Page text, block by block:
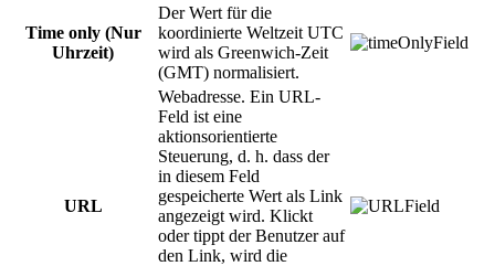
Time only (Nur
Uhrzeit)
Der Wert für die
koordinierte Weltzeit UTC
wird als Greenwich-Zeit
(GMT) normalisiert.
URL
Webadresse. Ein URL-
Feld ist eine
aktionsorientierte
Steuerung, d. h. dass der
in diesem Feld
gespeicherte Wert als Link
angezeigt wird. Klickt
oder tippt der Benutzer auf
den Link, wird die